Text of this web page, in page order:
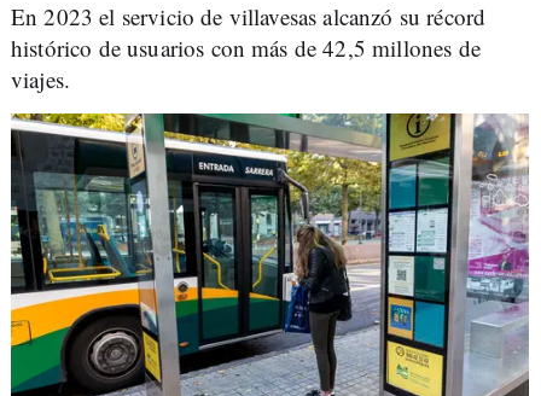
En 2023 el servicio de villavesas alcanzó su récord
histórico de usuarios con más de 42,5 millones de
viajes.